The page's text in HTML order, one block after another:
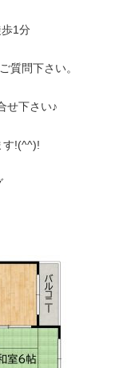
1分
質問下さい。
せ下さい♪
す!(^^)!